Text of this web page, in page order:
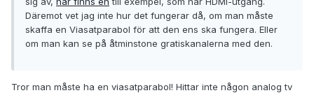
Däremot vet jag inte hur det fungerar då, om man måste
skaffa en Viasatparabol för att den ens ska fungera. Eller
om man kan se på åtminstone gratiskanalerna med den.
Tror man måste ha en viasatparabol! Hittar inte någon analog tv